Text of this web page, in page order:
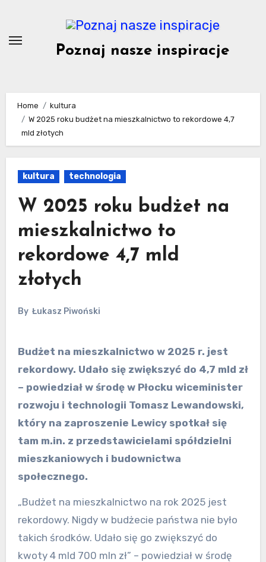
content
Poznaj nasze inspiracje
Home
kultura
W 2025 roku budżet na mieszkalnictwo to rekordowe 4,7
mld złotych
kultura technologia
W 2025 roku budżet na
mieszkalnictwo to
rekordowe 4,7 mld
złotych
By Łukasz Piwoński
Budżet na mieszkalnictwo w 2025 r. jest
rekordowy. Udało się zwiększyć do 4,7 mld zł
– powiedział w środę w Płocku wiceminister
rozwoju i technologii Tomasz Lewandowski,
który na zaproszenie Lewicy spotkał się
tam m.in. z przedstawicielami spółdzielni
mieszkaniowych i budownictwa
społecznego.
„Budżet na mieszkalnictwo na rok 2025 jest
rekordowy. Nigdy w budżecie państwa nie było
takich środków. Udało się go zwiększyć do
kwoty 4 mld 700 mln zł” – powiedział w środę